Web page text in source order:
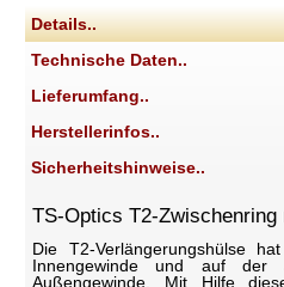
Details..
Technische Daten..
Lieferumfang..
Herstellerinfos..
Sicherheitshinweise..
TS-Optics T2-Zwischenring
Die T2-Verlängerungshülse
Innengewinde und auf
Außengewinde. Mit Hilfe